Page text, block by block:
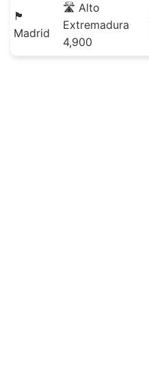
🏴
Madrid
🛣️ Alto
Extremadura
4,900